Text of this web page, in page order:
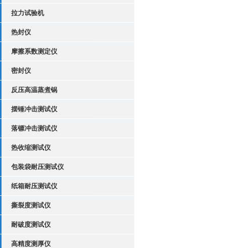
拉力试验机
热封仪
摩擦系数测定仪
密封仪
反压高温蒸煮锅
摆锤冲击测试仪
落镖冲击测试仪
热收缩测试仪
包装袋耐压测试仪
纸箱耐压测试仪
撕裂度测试仪
耐破度测试仪
高精度测厚仪